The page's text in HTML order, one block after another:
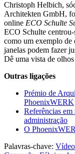
Christoph Helbich,
Architekten GmbH,
online ECO Schulte
ECO Schulte
como um exemplo de
janelas podem fazer
Dê uma vista de
Outras ligações
Prémio de
PhoenixWERK
Referências em
administração
O
Palavras-chave: Vídeo